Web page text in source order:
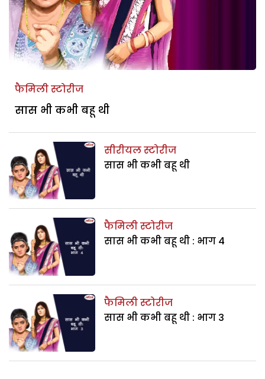
फैमिली स्टोरीज
सास भी कभी बहू थी
सीरीयल स्टोरीज
सास भी कभी बहू थी
फैमिली स्टोरीज
सास भी कभी बहू थी : भाग 4
फैमिली स्टोरीज
सास भी कभी बहू थी : भाग 3